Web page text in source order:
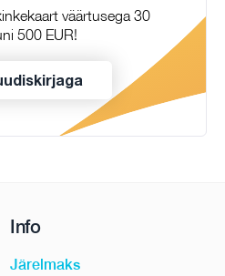
väärtusega 30
500 EUR!
Info
Järelmaks